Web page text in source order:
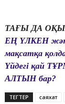
ТАҒЫ ДА
ЕҢ ҮЛКЕН
мақсатқа
Үйдегі қай
АЛТЫН бар?
ТЕГТЕР саяхат